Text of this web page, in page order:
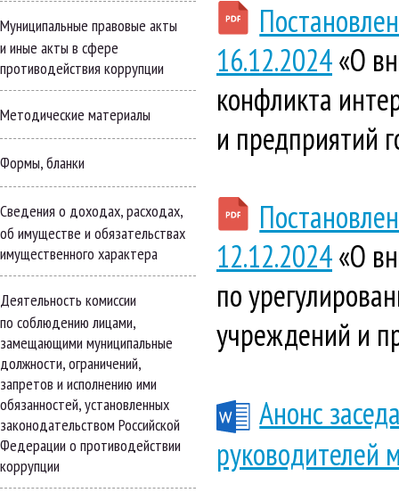
Муниципальные правовые акты
и иные акты в сфере
противодействия коррупции
Методические материалы
Формы, бланки
Сведения о доходах, расходах,
об имуществе и обязательствах
имущественного характера
Деятельность комиссии
по соблюдению лицами,
замещающими муниципальные
должности, ограничений,
запретов и исполнению ими
обязанностей, установленных
законодательством Российской
Федерации о противодействии
коррупции
16.12.2024«О
конфликта
и предприятий
12.12.2024«О
по
учреждений и
Анонс